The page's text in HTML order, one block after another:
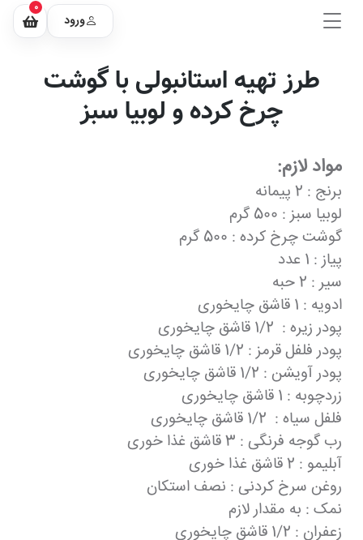
ورود
0
طرز تهیه استانبولی با گوشت
چرخ کرده و لوبیا سبز
مواد لازم:
برنج : 2 پیمانه
لوبیا سبز : 500 گرم
گوشت چرخ کرده : 500 گرم
پیاز : 1 عدد
سیر : 2 حبه
ادویه : 1 قاشق چایخوری
پودر زیره : 1/2 قاشق چایخوری
پودر فلفل قرمز : 1/2 قاشق چایخوری
پودر آویشن : 1/2 قاشق چایخوری
زردچوبه : 1 قاشق چایخوری
فلفل سیاه : 1/2 قاشق چایخوری
رب گوجه فرنگی : 3 قاشق غذا خوری
آبلیمو : 2 قاشق غذا خوری
روغن سرخ کردنی : نصف استکان
نمک : به مقدار لازم
زعفران : 1/2 قاشق چایخوری